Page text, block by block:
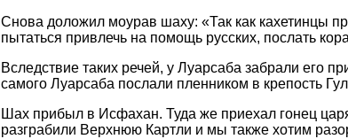
Снова доложил моурав шаху: «Так как кахетинцы
пытаться привлечь на помощь русских, послать
Вследствие таких речей, у Луарсаба забрали его
самого Луарсаба послали пленником в крепость
Шах прибыл в Исфахан. Туда же приехал гонец
разграбили Верхнюю Картли и мы также хотим